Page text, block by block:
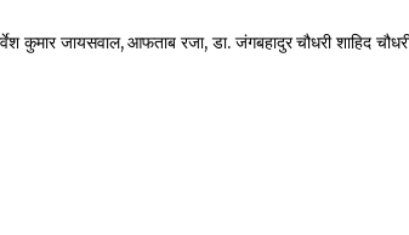
जायसवाल, आफताब रजा, डा. जंगबहादुर चौधरी शाहिद